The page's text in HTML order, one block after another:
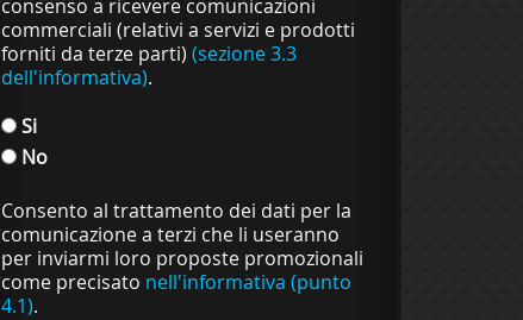
consenso a ricevere comunicazioni
commerciali (relativi a servizi e prodotti
forniti da terze parti) (sezione 3.3
dell'informativa).
Si
No
Consento al trattamento dei dati per la
comunicazione a terzi che li useranno
per inviarmi loro proposte promozionali
come precisato nell'informativa (punto
4.1).